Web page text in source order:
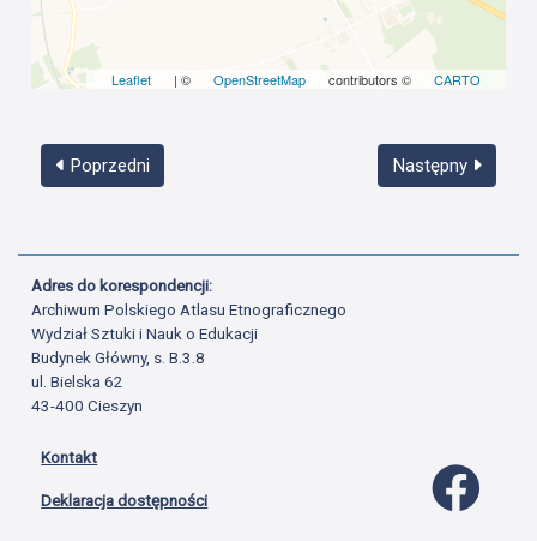
Leaflet | © OpenStreetMap contributors © CARTO
Poprzedni Następny
Adres do korespondencji:
Archiwum Polskiego Atlasu Etnograficznego
Wydział Sztuki i Nauk o Edukacji
Budynek Główny, s. B.3.8
ul. Bielska 62
43-400 Cieszyn
Kontakt
Deklaracja dostępności